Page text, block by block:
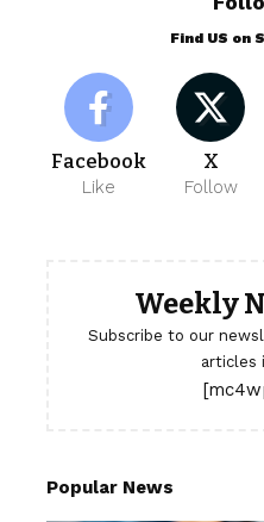
Find US on
Facebook
Like
X
Follow
Weekly
Subscribe to our
articles
Popular News